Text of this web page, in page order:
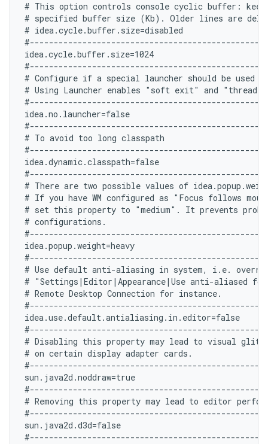
# This option controls console cyclic buffer:
# specified buffer size (Kb). Older lines are
# idea.cycle.buffer.size=disabled
idea.cycle.buffer.size=1024
# Configure if a special launcher should be used
# Using Launcher enables "soft exit" and "thread
idea.no.launcher=false
# To avoid too long classpath
idea.dynamic.classpath=false
# There are two possible values of
# If you have WM configured as "Focus follows
# set this property to "medium". It prevents
# configurations.
idea.popup.weight=heavy
# Use default anti-aliasing in system, i.e.
# "Settings|Editor|Appearance|Use anti-aliased
# Remote Desktop Connection for instance.
idea.use.default.antialiasing.in.editor=false
# Disabling this property may lead to visual
# on certain display adapter cards.
sun.java2d.noddraw=true
# Removing this property may lead to editor
sun.java2d.d3d=false